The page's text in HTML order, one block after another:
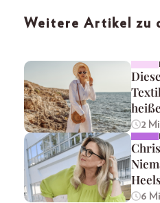
Weitere Artikel zu
2
Heels
6